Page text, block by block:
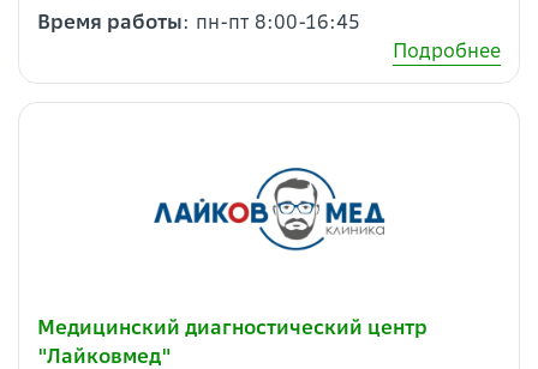
Время работы: пн-пт 8:00-16:45
Подробнее
Медицинский диагностический центр
"Лайковмед"